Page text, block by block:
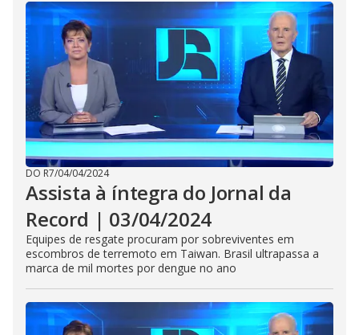
DO R7/04/04/2024
Assista à íntegra do Jornal da
Record | 03/04/2024
Equipes de resgate procuram por sobreviventes em
escombros de terremoto em Taiwan. Brasil ultrapassa a
marca de mil mortes por dengue no ano